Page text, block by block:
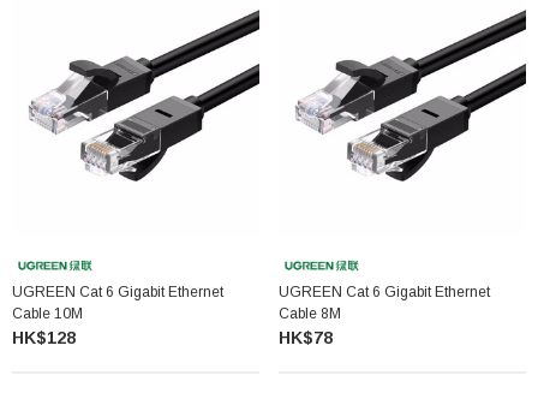
UGREEN Cat 6 Gigabit Ethernet
Cable 10M
HK$128
UGREEN Cat 6 Gigabit Ethernet
Cable 8M
HK$78